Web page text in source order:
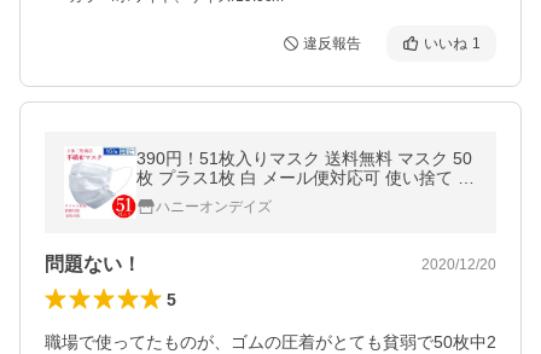
違反報告 いいね 1
390円！51枚入りマスク 送料無料 マスク 50
枚 プラス1枚 白 メール便対応可 使い捨て 三
層構造 不織布 大人用 mask 男女兼用 フェイ
スマスク
ハニーオンデイズ
問題ない！ 2020/12/20
5
職場で使ってたものが、ゴムの圧着がとても貧弱で50枚中2